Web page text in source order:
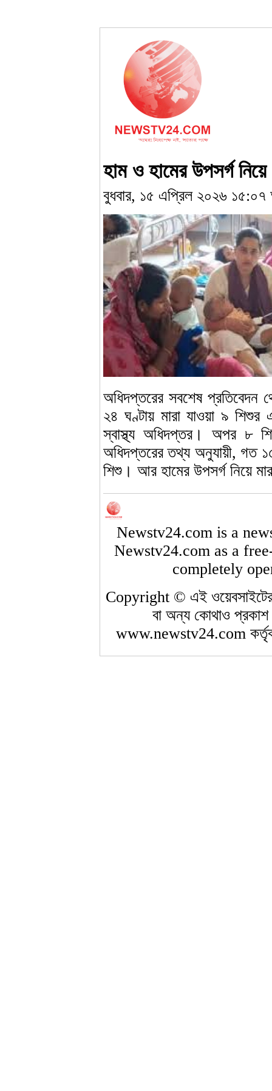
হাম ও হামের উপসর্গ
বুধবার, ১৫ এপ্রিল ২০২৬ ১৫:০৭
অধিদপ্তরের সবশেষ
২৪ ঘণ্টায় মারা যাওয়া ৯ শিশুর
স্বাস্থ্য অধিদপ্তর। অপর ৮
অধিদপ্তরের তথ্য অনুযায়ী, গত
শিশু। আর হামের উপসর্গ নিয়ে
Newstv24.com is a
Newstv24.com as a
completely
Copyright © এই ওয়েবসাইটের
বা অন্য কোথাও
www.newstv24.com